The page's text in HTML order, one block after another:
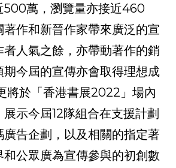
500萬，瀏覽量亦接近460
作和新晉作家帶來廣泛的宣
人氣之餘，亦帶動著作的銷
今屆的宣傳亦會取得理想成
將於「香港書展2022」場內
示今屆12隊組合在支援計劃
告企劃，以及相關的指定著
公眾廣為宣傳參與的初創數